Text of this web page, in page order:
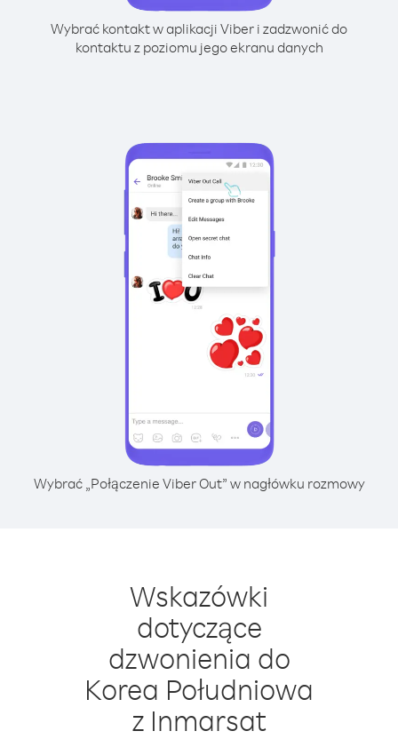
Wybrać kontakt w aplikacji Viber i zadzwonić do
kontaktu z poziomu jego ekranu danych
Wybrać „Połączenie Viber Out” w nagłówku rozmowy
Wskazówki
dotyczące
dzwonienia do
Korea Południowa
z Inmarsat